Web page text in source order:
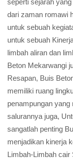
seperti sejarah
dari zaman romawi
untuk sebuah
untuk sebuah
limbah aliran dan
Beton Mekarwangi
Resapan, Buis
memiliki ruang
penampungan yang
salurannya juga,
sangatlah penting
menjadikan kinerja
Limbah-Limbah cair